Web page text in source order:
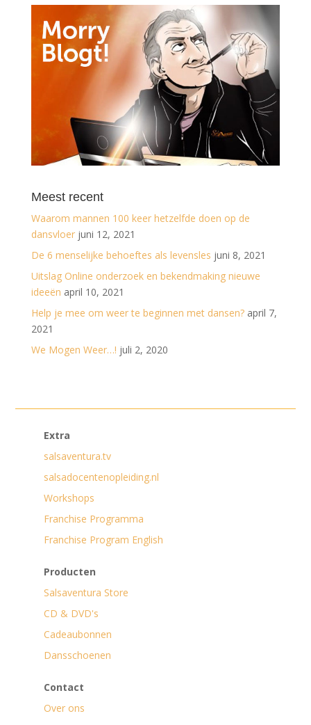
Meest recent
Waarom mannen 100 keer hetzelfde doen op de
dansvloer juni 12, 2021
De 6 menselijke behoeftes als levensles juni 8, 2021
Uitslag Online onderzoek en bekendmaking nieuwe
ideeën april 10, 2021
Help je mee om weer te beginnen met dansen? april 7,
2021
We Mogen Weer…! juli 2, 2020
Extra
salsaventura.tv
salsadocentenopleiding.nl
Workshops
Franchise Programma
Franchise Program English
Producten
Salsaventura Store
CD & DVD's
Cadeaubonnen
Dansschoenen
Contact
Over ons